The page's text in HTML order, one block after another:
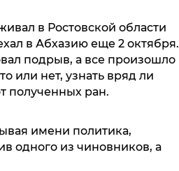
в Ростовской области
в Абхазию еще 2 октября.
подрыв, а все произошло
или нет, узнать вряд ли
полученных ран.
имени политика,
одного из чиновников, а